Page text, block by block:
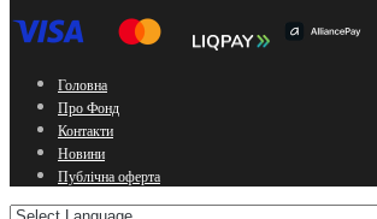
Головна
Про Фонд
Контакти
Новини
Публічна оферта